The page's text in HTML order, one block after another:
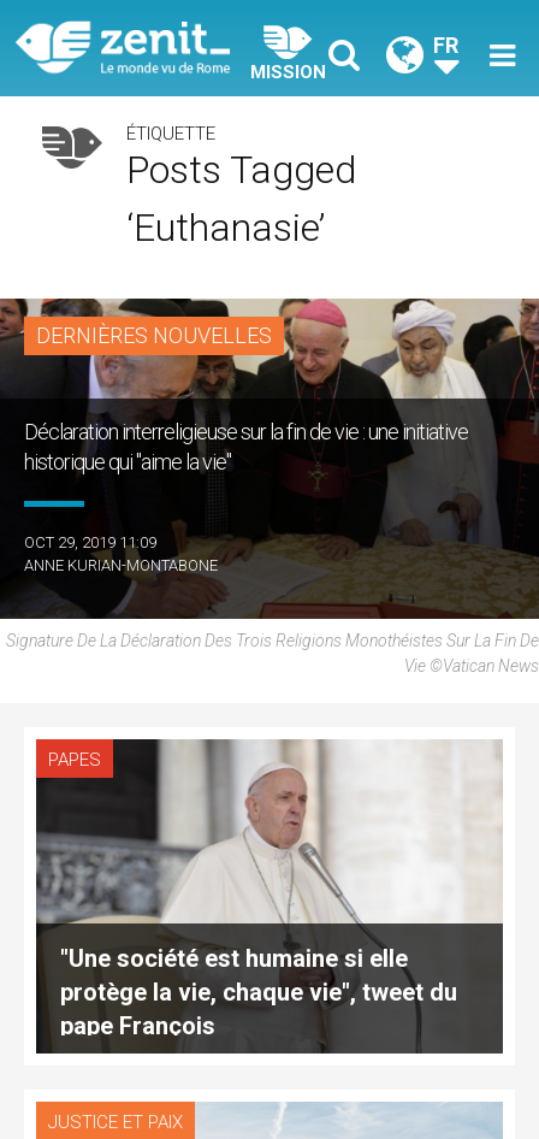
MISSION
FR
ÉTIQUETTE
Posts Tagged
‘euthanasie’
DERNIÈRES NOUVELLES
Déclaration interreligieuse sur la fin de vie : une initiative
historique qui "aime la vie"
OCT 29, 2019 11:09
ANNE KURIAN-MONTABONE
Signature De La Déclaration Des Trois Religions Monothéistes Sur La Fin De
Vie ©Vatican News
PAPES
"Une société est humaine si elle
protège la vie, chaque vie", tweet du
pape François
JUSTICE ET PAIX